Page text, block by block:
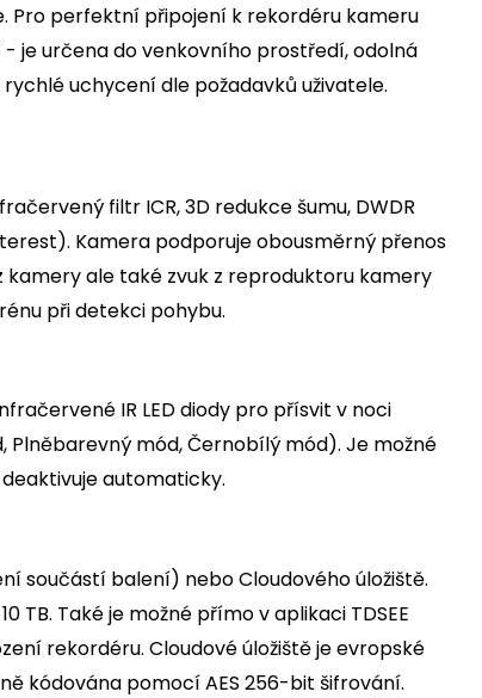
Pro perfektní připojení k rekordéru kameru
je určena do venkovního prostředí, odolná
uchycení dle požadavků uživatele.
filtr ICR, 3D redukce šumu, DWDR
Kamera podporuje obousměrný přenos
ale také zvuk z reproduktoru kamery
při detekci pohybu.
IR LED diody pro přísvit v noci
Plněbarevný mód, Černobílý mód). Je možné
automaticky.
součástí balení) nebo Cloudového úložiště.
TB. Také je možné přímo v aplikaci TDSEE
rekordéru. Cloudové úložiště je evropské
kódována pomocí AES 256-bit šifrování.